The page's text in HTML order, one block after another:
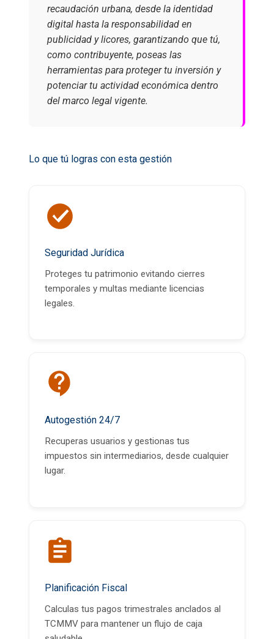
recaudación urbana, desde la identidad
digital hasta la responsabilidad en
publicidad y licores, garantizando que tú,
como contribuyente, poseas las
herramientas para proteger tu inversión y
potenciar tu actividad económica dentro
del marco legal vigente.
Lo que tú logras con esta gestión
Seguridad Jurídica
Proteges tu patrimonio evitando cierres
temporales y multas mediante licencias
legales.
Autogestión 24/7
Recuperas usuarios y gestionas tus
impuestos sin intermediarios, desde cualquier
lugar.
Planificación Fiscal
Calculas tus pagos trimestrales anclados al
TCMMV para mantener un flujo de caja